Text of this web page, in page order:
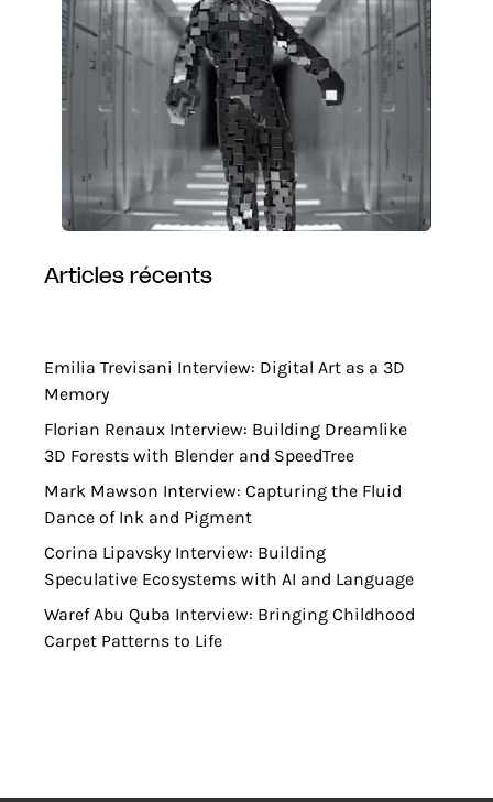
articles récents
Emilia Trevisani Interview: Digital Art as a 3D
Memory
Florian Renaux Interview: Building Dreamlike
3D Forests with Blender and SpeedTree
Mark Mawson Interview: Capturing the Fluid
Dance of Ink and Pigment
Corina Lipavsky Interview: Building
Speculative Ecosystems with AI and Language
Waref Abu Quba Interview: Bringing Childhood
Carpet Patterns to Life